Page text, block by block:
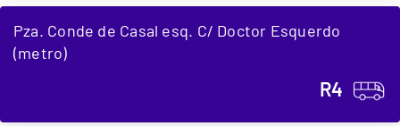
Pza. Conde de Casal esq. C/ Doctor Esquerdo
(metro)
R4